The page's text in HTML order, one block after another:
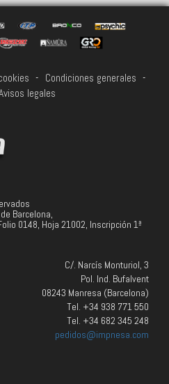
- Condiciones generales -
legales
Barcelona,
0148, Hoja 21002, Inscripción 1ª
C/. Narcís Monturiol, 3
Pol. Ind. Bufalvent
08243 Manresa (Barcelona)
Tel. +34 938 771 550
Tel. +34 682 345 248
pedidos@impnesa.com